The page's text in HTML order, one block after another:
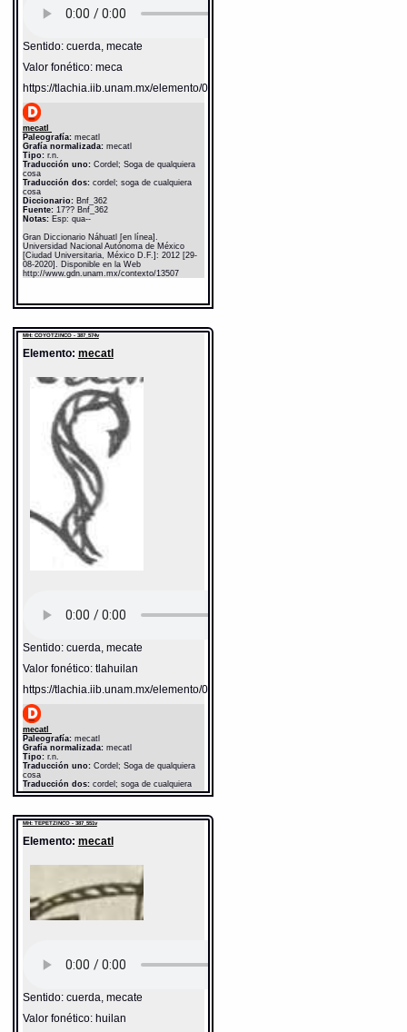
Sentido: cuerda, mecate
Valor fonético: meca
https://tlachia.iib.unam.mx/elemento/05.11.03
mecatl
Paleografía:mecatl
Grafía normalizada:mecatl
Tipo:r.n.
Traducción uno:Cordel; Soga de qualquiera
cosa
Traducción dos:cordel; soga de cualquiera
cosa
Diccionario: Bnf_362
Fuente:17?? Bnf_362
Notas:Esp: qua--
Gran Diccionario Náhuatl [en línea].
Universidad Nacional Autónoma de México
[Ciudad Universitaria, México D.F.]: 2012 [29-
08-2020]. Disponible en la Web
http://www.gdn.unam.mx/contexto/13507
MH: COYOTZINCO - 387_574v
Elemento: mecatl
Sentido: cuerda, mecate
Valor fonético: tlahuilan
https://tlachia.iib.unam.mx/elemento/05.11.03
mecatl
Paleografía:mecatl
Grafía normalizada:mecatl
Tipo:r.n.
Traducción uno:Cordel; Soga de qualquiera
cosa
Traducción dos:cordel; soga de cualquiera
cosa
Notas:Esp: qua--
Gran Diccionario Náhuatl [en línea].
Universidad Nacional Autónoma de México
08-2020]. Disponible en la Web
http://www.gdn.unam.mx/contexto/13507
MH: TEPETZINCO - 387_551v
Elemento: mecatl
Sentido: cuerda, mecate
Valor fonético: huilan